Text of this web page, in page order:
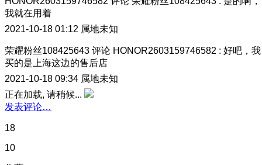
我就在用着
2021-10-18 01:12 属地未知
荣耀粉丝108425643 评论 HONOR2603159746582 : 好吧，我
买的是上海这边的售后店
2021-10-18 09:34 属地未知
正在加载, 请稍候...
发表评论…
18
10